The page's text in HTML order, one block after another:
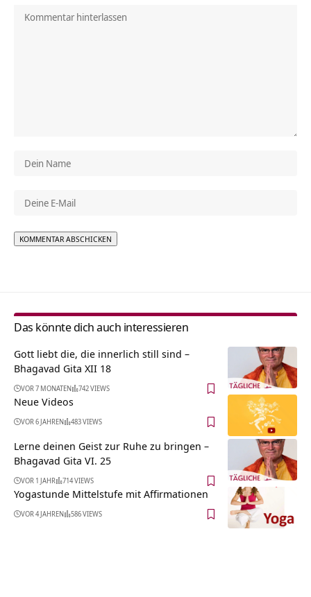
Das könnte dich auch interessieren
Gott liebt die, die innerlich still sind –
Bhagavad Gita XII 18
VOR 7 MONATEN 742 VIEWS
Neue Videos
VOR 6 JAHREN 483 VIEWS
Lerne deinen Geist zur Ruhe zu bringen –
Bhagavad Gita VI. 25
VOR 1 JAHR 714 VIEWS
Yogastunde Mittelstufe mit Affirmationen
VOR 4 JAHREN 586 VIEWS